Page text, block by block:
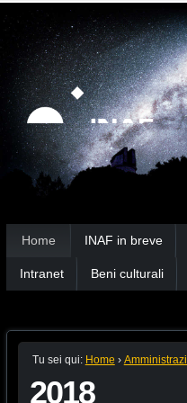
Strumenti
personali
Salta
contenuti.
|
Salta
alla
navigazione
Ricerca
avanzata…
Home INAF in breve
Intranet Beni culturali
Tu sei qui: Home ›
2018